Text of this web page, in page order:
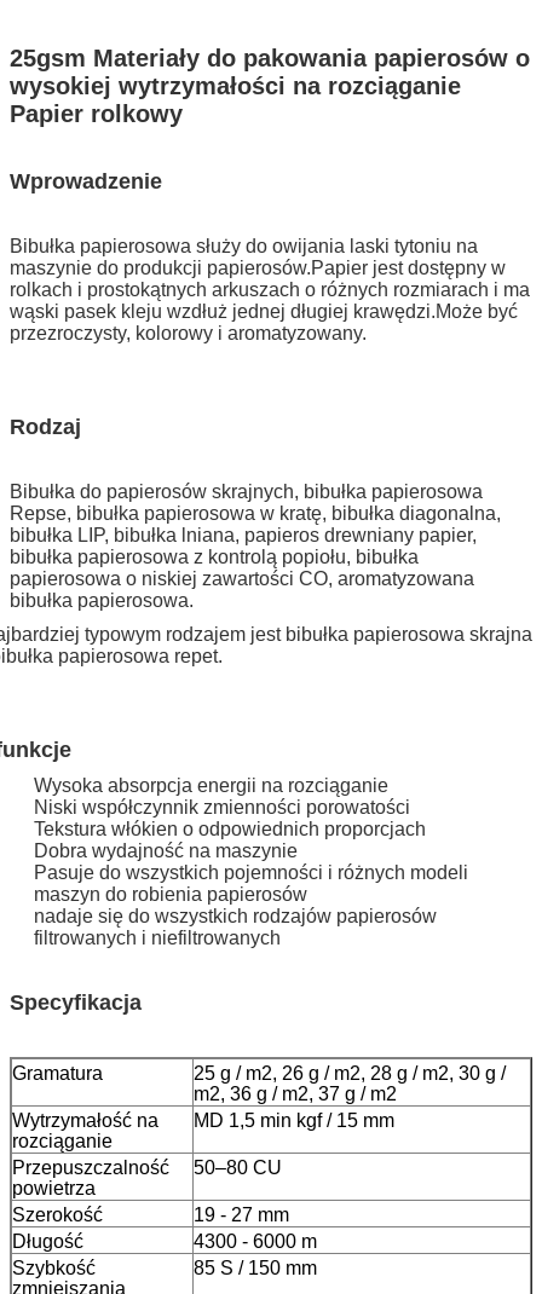
25gsm Materiały do ​​pakowania papierosów o
wysokiej wytrzymałości na rozciąganie
Papier rolkowy
Wprowadzenie
Bibułka papierosowa służy do owijania laski tytoniu na
maszynie do produkcji papierosów.Papier jest dostępny w
rolkach i prostokątnych arkuszach o różnych rozmiarach i ma
wąski pasek kleju wzdłuż jednej długiej krawędzi.Może być
przezroczysty, kolorowy i aromatyzowany.
Rodzaj
Bibułka do papierosów skrajnych, bibułka papierosowa
Repse, bibułka papierosowa w kratę, bibułka diagonalna,
bibułka LIP, bibułka lniana, papieros drewniany papier,
bibułka papierosowa z kontrolą popiołu, bibułka
papierosowa o niskiej zawartości CO, aromatyzowana
bibułka papierosowa.
typowym rodzajem jest bibułka papierosowa skrajna
papierosowa repet.
Wysoka absorpcja energii na rozciąganie
Niski współczynnik zmienności porowatości
Tekstura włókien o odpowiednich proporcjach
Dobra wydajność na maszynie
Pasuje do wszystkich pojemności i różnych modeli
maszyn do robienia papierosów
nadaje się do wszystkich rodzajów papierosów
filtrowanych i niefiltrowanych
Specyfikacja
Gramatura
25 g / m2, 26 g / m2, 28 g / m2, 30 g /
m2, 36 g / m2, 37 g / m2
Wytrzymałość na
rozciąganie
MD 1,5 min kgf / 15 mm
Przepuszczalność
powietrza
50–80 CU
Szerokość
19 - 27 mm
Długość
4300 - 6000 m
Szybkość
zmniejszania
85 S / 150 mm